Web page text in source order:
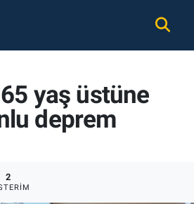
yaş üstüne
deprem
2
ve Fikstür